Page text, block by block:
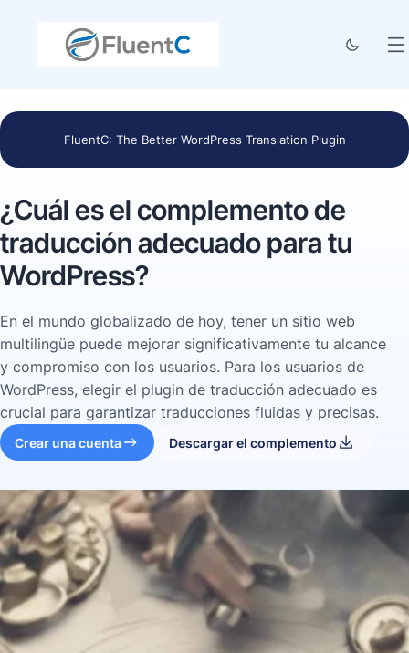
FluentC: The Better WordPress Translation Plugin
¿Cuál es el complemento de
traducción adecuado para tu
WordPress?
En el mundo globalizado de hoy, tener un sitio web
multilingüe puede mejorar significativamente tu alcance
y compromiso con los usuarios. Para los usuarios de
WordPress, elegir el plugin de traducción adecuado es
crucial para garantizar traducciones fluidas y precisas.
Crear una cuenta Descargar el complemento